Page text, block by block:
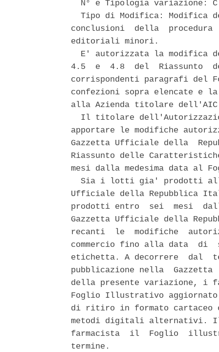
N° e Tipologia variazione:
Tipo di Modifica: Modifica
conclusioni  della  procedura
editoriali minori.
E' autorizzata la modifica
4.5  e  4.8  del  Riassunto
corrispondenti paragrafi del
confezioni sopra elencate
alla Azienda titolare
Il titolare
apportare le modifiche
Gazzetta Ufficiale della
Riassunto delle
mesi dalla medesima data
Sia i lotti gia' prodotti
Ufficiale della Repubblica
prodotti entro  sei  mesi
Gazzetta Ufficiale della
recanti  le  modifiche
commercio fino alla data  di
etichetta. A decorrere  dal
pubblicazione nella
della presente variazione, i
Foglio Illustrativo
di ritiro in formato cartaceo
metodi digitali alternativi.
farmacista  il  Foglio
termine.